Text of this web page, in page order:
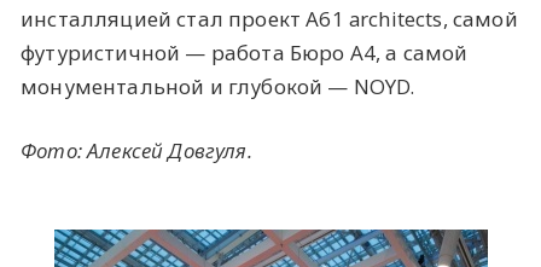
инсталляцией стал проект А61 architects, самой
футуристичной — работа Бюро А4, а самой
монументальной и глубокой — NOYD.
Фото: Алексей Довгуля.